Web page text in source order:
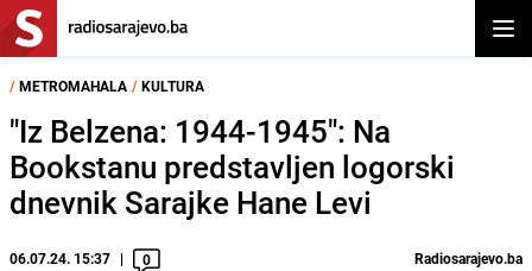
/ METROMAHALA / KULTURA
"Iz Belzena: 1944-1945": Na
Bookstanu predstavljen logorski
dnevnik Sarajke Hane Levi
06.07.24. 15:37 0 Radiosarajevo.ba